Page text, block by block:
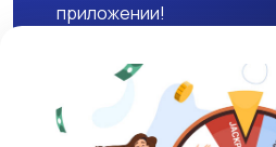
приложении!
Скачать APK